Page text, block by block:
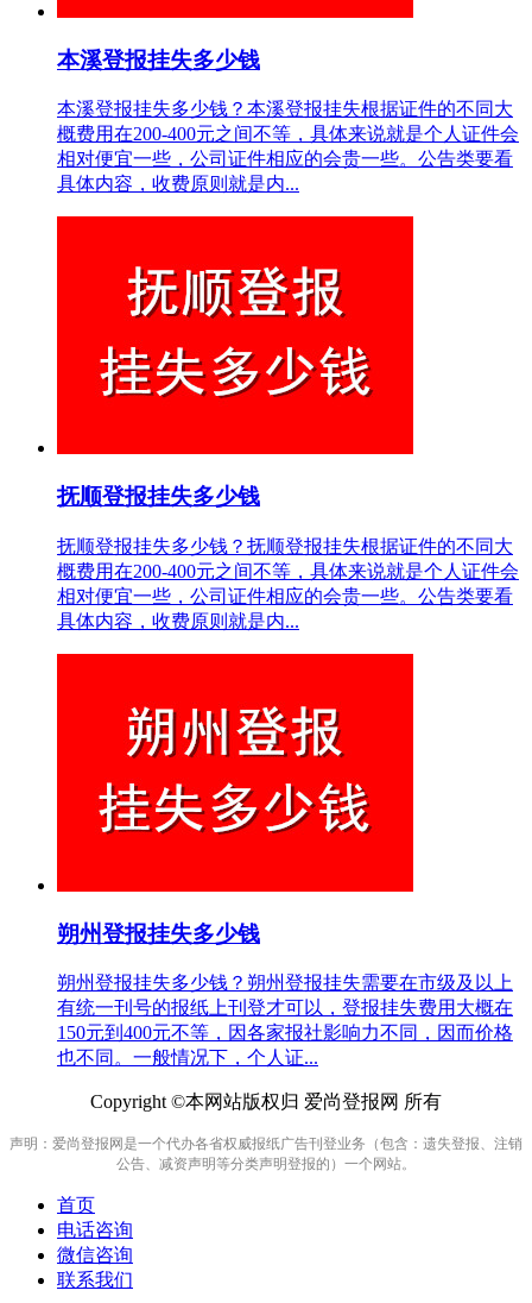
本溪登报挂失多少钱
本溪登报挂失多少钱？本溪登报挂失根据证件的不同大
概费用在200-400元之间不等，具体来说就是个人证件会
相对便宜一些，公司证件相应的会贵一些。公告类要看
具体内容，收费原则就是内...
抚顺登报挂失多少钱
抚顺登报挂失多少钱？抚顺登报挂失根据证件的不同大
概费用在200-400元之间不等，具体来说就是个人证件会
相对便宜一些，公司证件相应的会贵一些。公告类要看
具体内容，收费原则就是内...
朔州登报挂失多少钱
朔州登报挂失多少钱？朔州登报挂失需要在市级及以上
有统一刊号的报纸上刊登才可以，登报挂失费用大概在
150元到400元不等，因各家报社影响力不同，因而价格
也不同。一般情况下，个人证...
Copyright ©本网站版权归 爱尚登报网 所有
声明：爱尚登报网是一个代办各省权威报纸广告刊登业务（包含：遗失登报、注销
公告、减资声明等分类声明登报的）一个网站。
首页
电话咨询
微信咨询
联系我们